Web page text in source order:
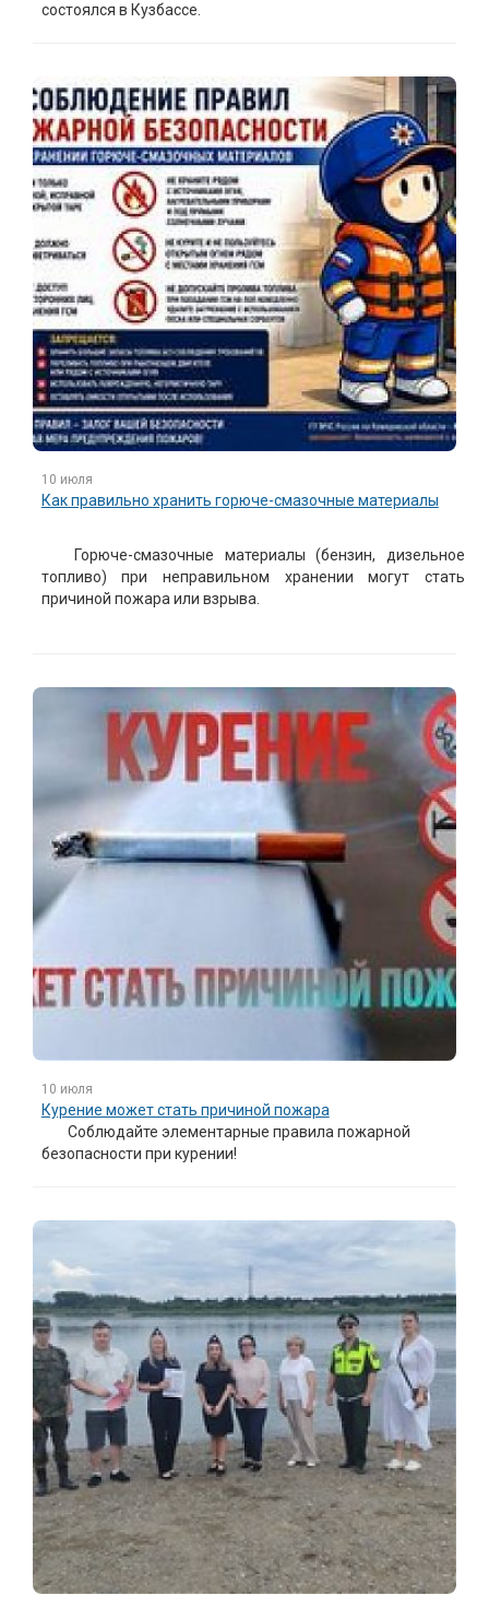
состоялся в Кузбассе.
10 июля
Как правильно хранить горюче-смазочные материалы
Горюче-смазочные материалы (бензин, дизельное
топливо) при неправильном хранении могут стать
причиной пожара или взрыва.
10 июля
Курение может стать причиной пожара
Соблюдайте элементарные правила пожарной
безопасности при курении!